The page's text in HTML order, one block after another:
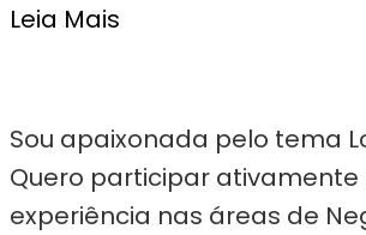
Leia Mais
Sou apaixonada pelo tema
Quero participar
experiência nas áreas de